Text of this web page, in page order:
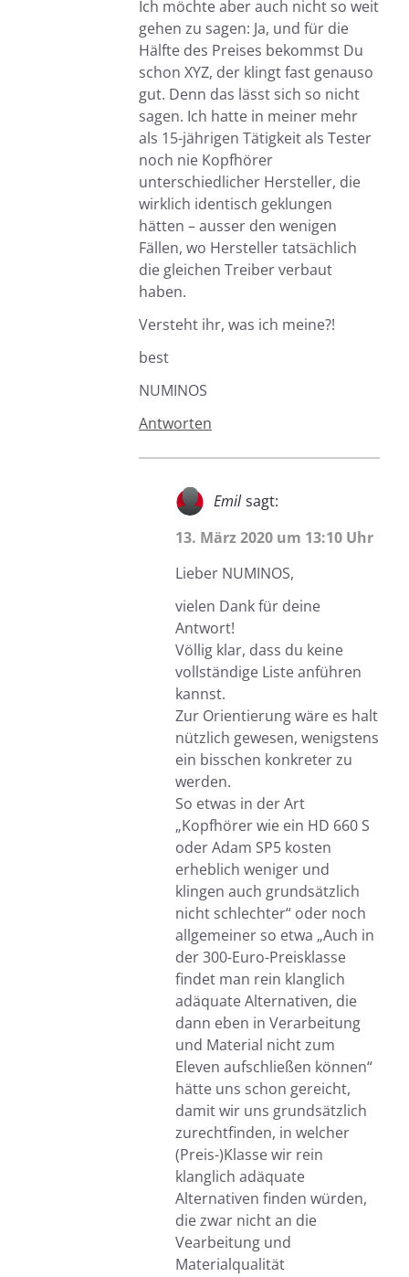
Ich möchte aber auch nicht so weit
gehen zu sagen: Ja, und für die
Hälfte des Preises bekommst Du
schon XYZ, der klingt fast genauso
gut. Denn das lässt sich so nicht
sagen. Ich hatte in meiner mehr
als 15-jährigen Tätigkeit als Tester
noch nie Kopfhörer
unterschiedlicher Hersteller, die
wirklich identisch geklungen
hätten – ausser den wenigen
Fällen, wo Hersteller tatsächlich
die gleichen Treiber verbaut
haben.
Versteht ihr, was ich meine?!
best
NUMINOS
Antworten
Emil sagt:
13. März 2020 um 13:10 Uhr
Lieber NUMINOS,
vielen Dank für deine
Antwort!
Völlig klar, dass du keine
vollständige Liste anführen
kannst.
Zur Orientierung wäre es halt
nützlich gewesen, wenigstens
ein bisschen konkreter zu
werden.
So etwas in der Art
„Kopfhörer wie ein HD 660 S
oder Adam SP5 kosten
erheblich weniger und
klingen auch grundsätzlich
nicht schlechter“ oder noch
allgemeiner so etwa „Auch in
der 300-Euro-Preisklasse
findet man rein klanglich
adäquate Alternativen, die
dann eben in Verarbeitung
und Material nicht zum
Eleven aufschließen können“
hätte uns schon gereicht,
damit wir uns grundsätzlich
zurechtfinden, in welcher
(Preis-)Klasse wir rein
klanglich adäquate
Alternativen finden würden,
die zwar nicht an die
Vearbeitung und
Materialqualität